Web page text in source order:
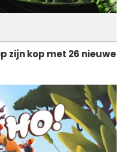
zijn kop met 26 nieuwe